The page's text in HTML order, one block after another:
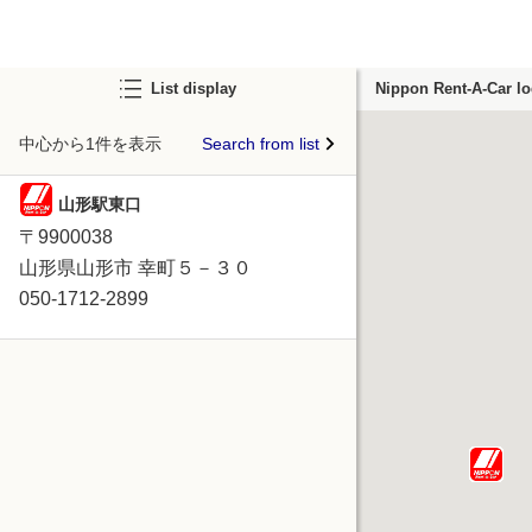
List display
中心から1件を表示 Search from list
山形駅東口
〒9900038
山形県山形市 幸町５－３０
050-1712-2899
Nippon Rent-A-Car